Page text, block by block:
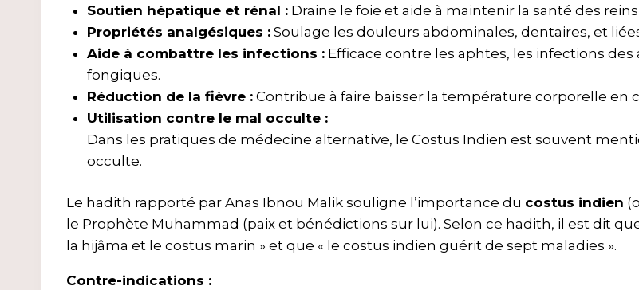
Soutien hépatique et rénal :Draine le foie et aide à maintenir la santé des
Propriétés analgésiques :Soulage les douleurs abdominales, dentaires, et
Aide à combattre les infections :Efficace contre les aphtes, les infections
fongiques.
Réduction de la fièvre :Contribue à faire baisser la température corporelle en
Utilisation contre le mal occulte :
Dans les pratiques de médecine alternative, le Costus Indien est souvent
occulte.
Le hadith rapporté par Anas Ibnou Malik souligne l’importance du costus indien
le Prophète Muhammad (paix et bénédictions sur lui). Selon ce hadith, il est dit
la hijâma et le costus marin » et que « le costus indien guérit de sept maladies ».
Contre-indications :